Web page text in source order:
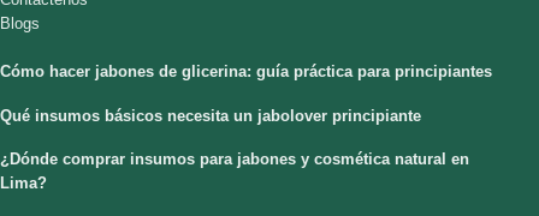
Blogs
Cómo hacer jabones de glicerina: guía práctica para principiantes
Qué insumos básicos necesita un jabolover principiante
¿Dónde comprar insumos para jabones y cosmética natural en
Lima?